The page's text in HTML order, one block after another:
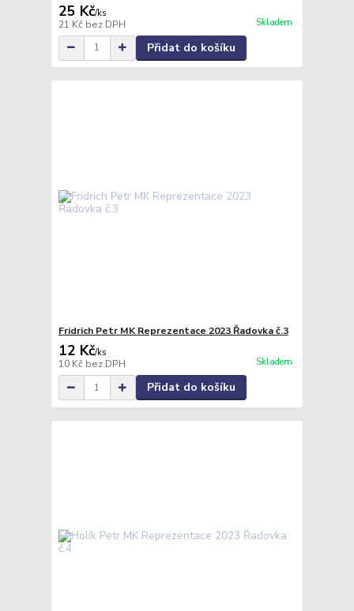
25 Kč/ks
21 Kč bez DPH Skladem
Přidat do košíku
Fridrich Petr MK Reprezentace 2023 Řadovka č.3
12 Kč/ks
10 Kč bez DPH Skladem
Přidat do košíku